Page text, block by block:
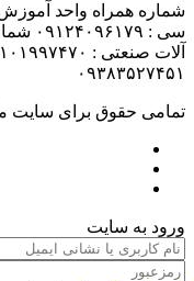
شماره همراه واحد
سی :
۰۹۳۸۳۵۲۷۴۵۱
تمامی حقوق برای سایت
ورود به سایت